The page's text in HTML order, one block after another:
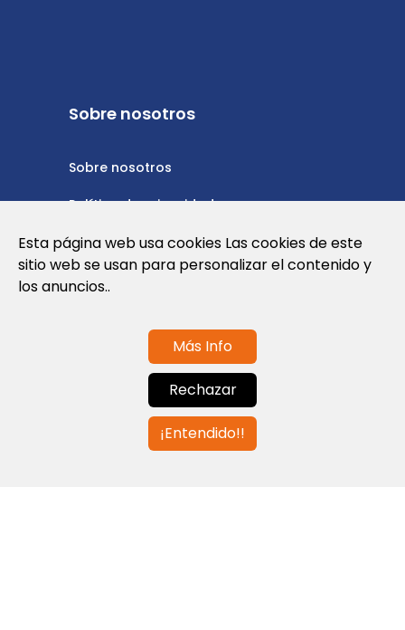
Sobre nosotros
Sobre nosotros
Política de privacidad
Política de cookies
Nota Legal y Condiciones de Uso de la
Contáctanos
info@globalagents.net
Esta página web usa cookies Las cookies de este
sitio web se usan para personalizar el contenido y
los anuncios..
Más Info
Rechazar
¡Entendido!!